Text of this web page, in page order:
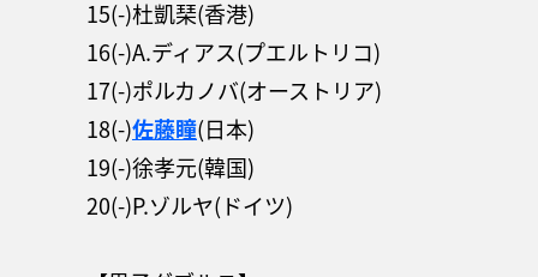
15(-)杜凱琹(香港)
16(-)A.ディアス(プエルトリコ)
17(-)ポルカノバ(オーストリア)
18(-)佐藤瞳(日本)
19(-)徐孝元(韓国)
20(-)P.ゾルヤ(ドイツ)